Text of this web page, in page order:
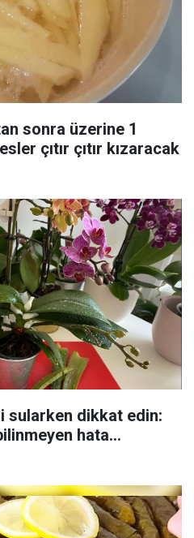
sonra üzerine 1
çıtır çıtır kızaracak
sularken dikkat edin:
hata...